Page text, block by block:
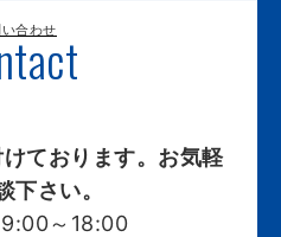
合わせ
ております。お気軽
下さい。
9:00～18:00